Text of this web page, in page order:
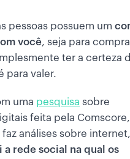
pessoas possuem um
você, seja para
ter a certeza
para valer.
uma pesquisa sobre
feita pela Comscore,
análises sobre
a rede social na qual os